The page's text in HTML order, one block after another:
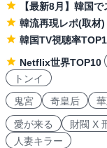
【最新8月】韓国
韓流再現レポ(取材)
韓国TV視聴率
Netflix世界TOP10
トンイ
鬼宮
奇皇后
愛が来る 財閥 X
人妻キラー